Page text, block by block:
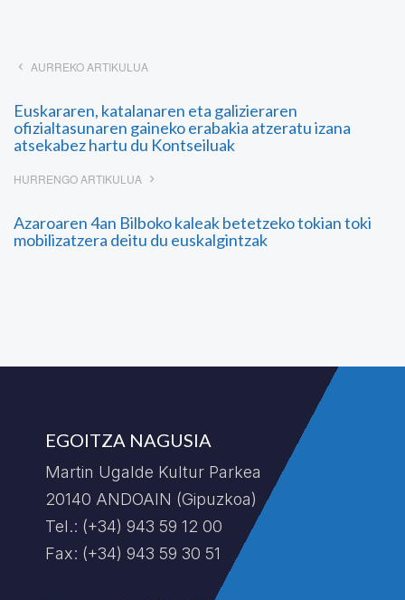
AURREKO ARTIKULUA
Euskararen, katalanaren eta galizieraren
ofizialtasunaren gaineko erabakia atzeratu izana
atsekabez hartu du Kontseiluak
HURRENGO ARTIKULUA
Azaroaren 4an Bilboko kaleak betetzeko tokian toki
mobilizatzera deitu du euskalgintzak
EGOITZA NAGUSIA
Martin Ugalde Kultur Parkea
20140 ANDOAIN (Gipuzkoa)
Tel.: (+34) 943 59 12 00
Fax: (+34) 943 59 30 51